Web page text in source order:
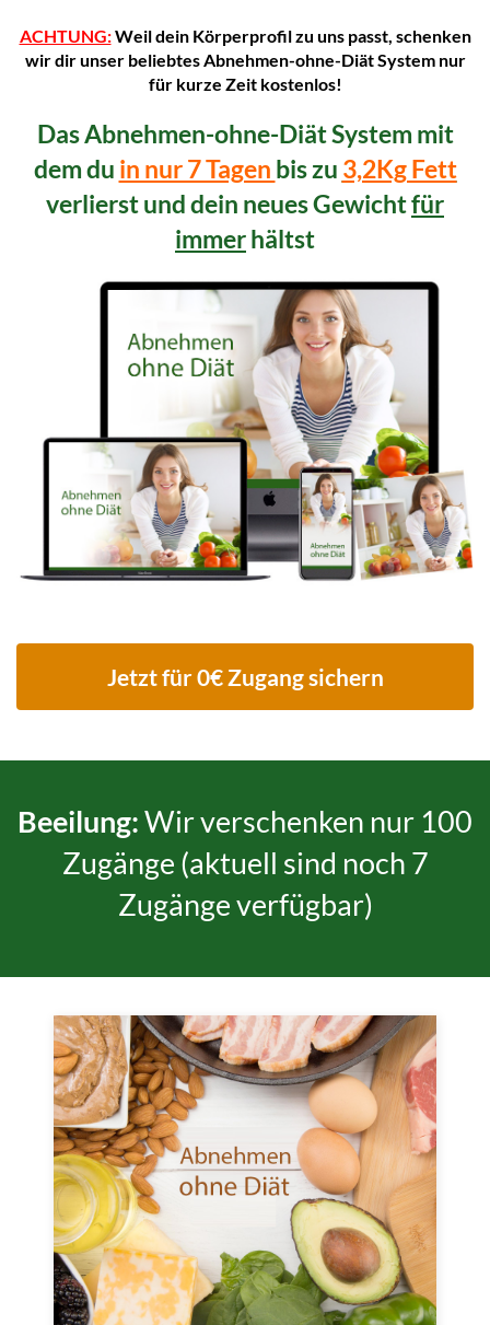
ACHTUNG:Weil dein Körperprofil zu uns passt, schenken
wir dir unser beliebtes Abnehmen-ohne-Diät System nur
für kurze Zeit kostenlos!
Das Abnehmen-ohne-Diät System mit
dem du in nur 7 Tagen bis zu 3,2Kg Fett
verlierst und dein neues Gewichtfür
immerhältst
Jetzt für 0€ Zugang sichern
Beeilung:Wir verschenken nur 100
Zugänge (aktuell sind noch 7
Zugänge verfügbar)